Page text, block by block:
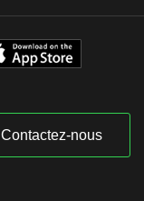
Contactez-nous